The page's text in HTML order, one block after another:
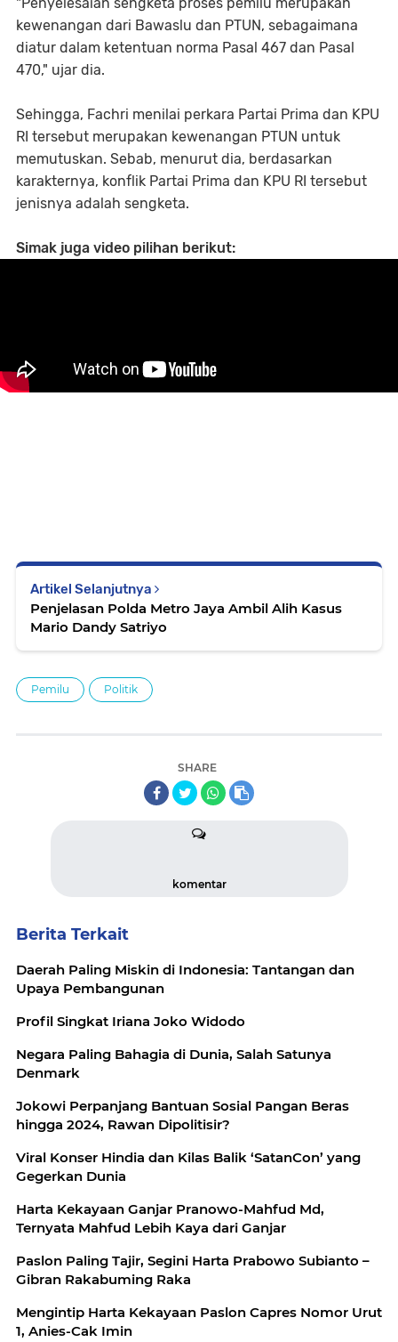
kewenangan dari Bawaslu dan PTUN, sebagaimana
diatur dalam ketentuan norma Pasal 467 dan Pasal
470," ujar dia.
Sehingga, Fachri menilai perkara Partai Prima dan KPU
RI tersebut merupakan kewenangan PTUN untuk
memutuskan. Sebab, menurut dia, berdasarkan
karakternya, konflik Partai Prima dan KPU RI tersebut
jenisnya adalah sengketa.
Simak juga video pilihan berikut:
Artikel Selanjutnya
Penjelasan Polda Metro Jaya Ambil Alih Kasus
Mario Dandy Satriyo
Pemilu Politik
SHARE
komentar
Berita Terkait
Daerah Paling Miskin di Indonesia: Tantangan dan
Upaya Pembangunan
Profil Singkat Iriana Joko Widodo
Negara Paling Bahagia di Dunia, Salah Satunya
Denmark
Jokowi Perpanjang Bantuan Sosial Pangan Beras
hingga 2024, Rawan Dipolitisir?
Viral Konser Hindia dan Kilas Balik ‘SatanCon’ yang
Gegerkan Dunia
Harta Kekayaan Ganjar Pranowo-Mahfud Md,
Ternyata Mahfud Lebih Kaya dari Ganjar
Paslon Paling Tajir, Segini Harta Prabowo Subianto –
Gibran Rakabuming Raka
Mengintip Harta Kekayaan Paslon Capres Nomor Urut
1, Anies-Cak Imin